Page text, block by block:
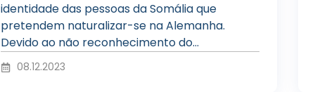
u
identidade das pessoas da Somália que
pretendem naturalizar-se na Alemanha.
Devido ao não reconhecimento do...
08.12.2023